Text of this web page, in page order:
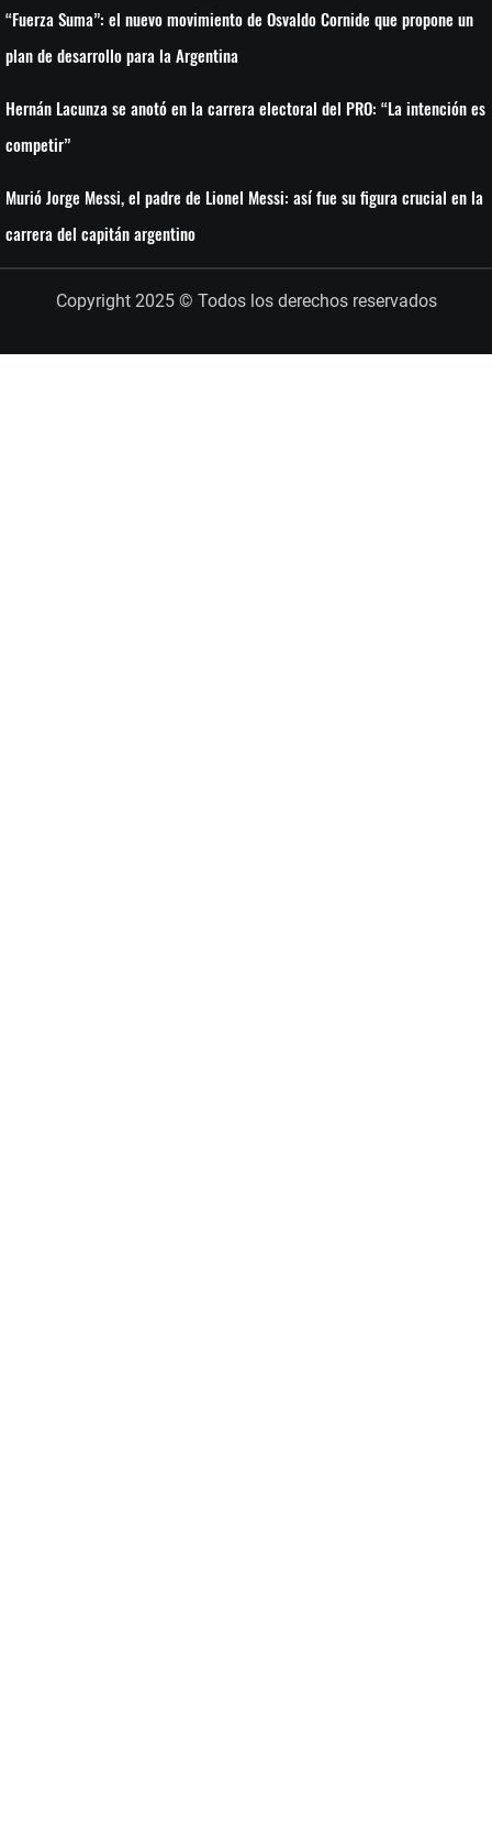
“Fuerza Suma”: el nuevo movimiento de Osvaldo Cornide que propone un
plan de desarrollo para la Argentina
Hernán Lacunza se anotó en la carrera electoral del PRO: “La intención es
competir”
Murió Jorge Messi, el padre de Lionel Messi: así fue su figura crucial en la
carrera del capitán argentino
Copyright 2025 © Todos los derechos reservados